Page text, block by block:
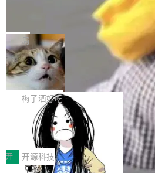
个独立于业务线程的全局通信引擎（
Coding 从个人辅助工具逐步走向团队
级应用，企业在规模化落地过程中，对
可控性和代码质量提出了更高要求。
安全与合规要求。对于大多数普通研发
有云模型能够满足快速试用和效率提升
但对于金融、能源、医疗等对数据安全
产品应用、支撑保障、专题等五大方向
AI算力网关（AI创新平台）成功入选！
各业的Agent走向规模化建设，算力构
渐丰富，用户关注的重点也在发生变化
让AI用起来，还要进一步看清混合算力
Token花在哪里、算力是否被充分利用
续增长的AI成本该如何优化。 深信服AI
正是围绕这些实际问题，从Token治理
理两个方面，让用户的每一份算力都看
得住、用得稳、省得下、更安全！ 一
始，Token使用一目...
Jeff Dean 离开 Google：一个时代
束，一个实验室的开始
Google 员工编号 20。MapReduce 作
Bigtable 作者之一。TensorFlow 的作
Gemini 的架构师。Google 首席科学
ean 在 Google 工作了 27 年后，宣布
不是一个人走。一同离开的还有
wat（Google 员工编号 23，Jeff
年的编程搭档，MapReduce 和
作者）、Quoc Le（Google 大脑核心
q2Seq 和 DocAI 的共同发明人）以及
yals（Gemini 联合负责人，AlphaSta...
局
🔥 SolonCode v2026.8.4 发布：界
字体可调、22 种语言、记忆搜索增
打开终端就能上岗的全中文编码智能体
把「看得清、用母语、记得住」三件事
齐。 SolonCode 是什么 SolonCode
耳科技研发的企业级终端编码智能体
中文驱动的数字员工，自主理解需求、
骤、编写代码。不挑模型、不挑平台，
装完即用。 开源地址：Gitee ·
梅子酒好吃
让“代码语义理解”深度释放AI
价值潜能：华为云码道（CodeArts
代码仓技术解析
一、代码仓深度理解技术的作用与价值
程实践中，代码仓是企业核心知识资产
体。企业级代码仓库通常包含数十万乃
开 开源科技